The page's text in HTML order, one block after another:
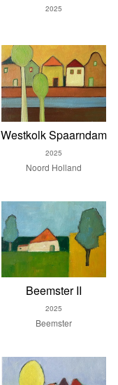
2025
Westkolk Spaarndam
2025
Noord Holland
Beemster II
2025
Beemster